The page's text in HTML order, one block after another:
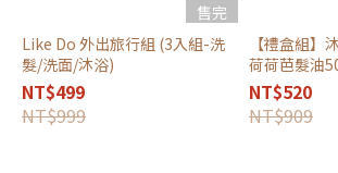
售完
Like Do 外出旅行組 (3入組-洗
髮/洗面/沐浴)
NT$499
NT$999
【禮盒組】
荷荷芭髮油
NT$520
NT$909